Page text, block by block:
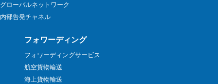
グローバルネットワーク
内部告発チャネル
フォワーディング
フォワーディングサービス
航空貨物輸送
海上貨物輸送